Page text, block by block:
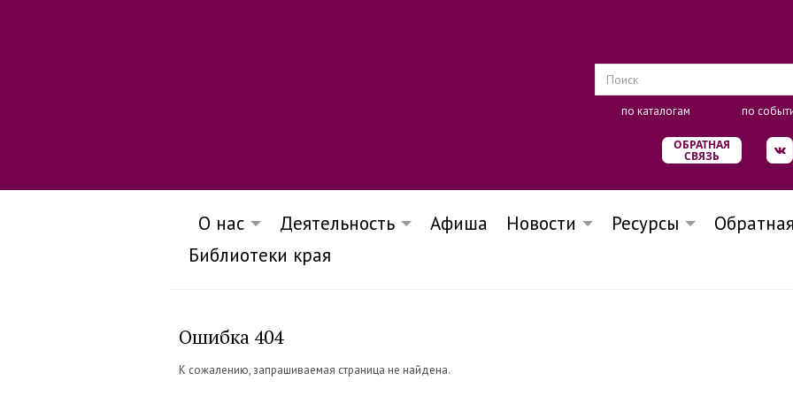
по каталогам по
ОБРАТНАЯ
СВЯЗЬ
О нас Деятельность Афиша Новости Ресурсы
Библиотеки края
Ошибка 404
К сожалению, запрашиваемая страница не найдена.